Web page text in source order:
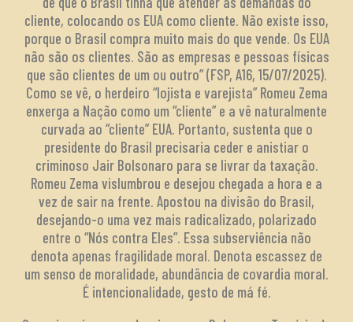
cliente, colocando os EUA como cliente. Não existe isso,
porque o Brasil compra muito mais do que vende. Os EUA
não são os clientes. São as empresas e pessoas físicas
que são clientes de um ou outro” (FSP, A16, 15/07/2025).
Como se vê, o herdeiro “lojista e varejista” Romeu Zema
enxerga a Nação como um “cliente” e a vê naturalmente
curvada ao “cliente” EUA. Portanto, sustenta que o
presidente do Brasil precisaria ceder e anistiar o
criminoso Jair Bolsonaro para se livrar da taxação.
Romeu Zema vislumbrou e desejou chegada a hora e a
vez de sair na frente. Apostou na divisão do Brasil,
desejando-o uma vez mais radicalizado, polarizado
entre o “Nós contra Eles”. Essa subserviência não
denota apenas fragilidade moral. Denota escassez de
um senso de moralidade, abundância de covardia moral.
É intencionalidade, gesto de má fé.